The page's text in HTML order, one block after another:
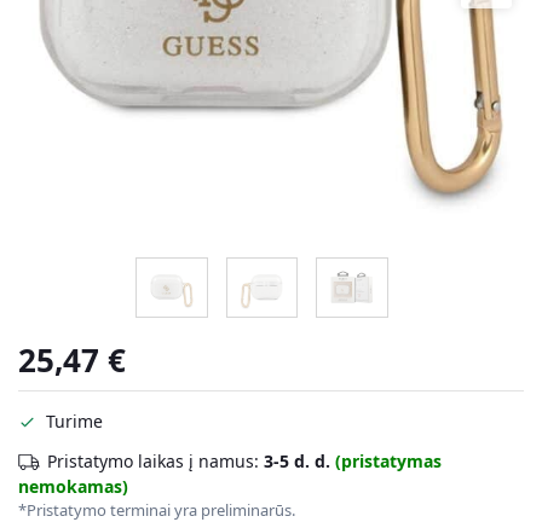
25,47 €
Turime
Pristatymo laikas į namus: 3-5 d. d. (pristatymas
nemokamas)
*Pristatymo terminai yra preliminarūs.